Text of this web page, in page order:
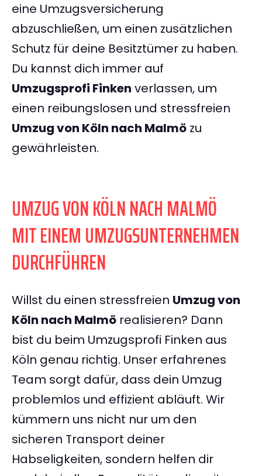
eine Umzugsversicherung
abzuschließen, um einen zusätzlichen
Schutz für deine Besitztümer zu haben.
Du kannst dich immer auf
Umzugsprofi Finken verlassen, um
einen reibungslosen und stressfreien
Umzug von Köln nach Malmö zu
gewährleisten.
UMZUG VON KÖLN NACH MALMÖ
MIT EINEM UMZUGSUNTERNEHMEN
DURCHFÜHREN
Willst du einen stressfreien Umzug von
Köln nach Malmö realisieren? Dann
bist du beim Umzugsprofi Finken aus
Köln genau richtig. Unser erfahrenes
Team sorgt dafür, dass dein Umzug
problemlos und effizient abläuft. Wir
kümmern uns nicht nur um den
sicheren Transport deiner
Habseligkeiten, sondern helfen dir